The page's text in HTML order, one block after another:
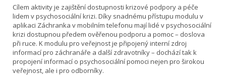
Cílem aktivity je zajištění dostupnosti krizové podpory a péče
lidem v psychosociální krizi. Díky snadnému přístupu modulu v
aplikaci Záchranka v mobilním telefonu mají lidé v psychosociální
krizi dostupnou předem ověřenou podporu a pomoc – doslova
při ruce. K modulu pro veřejnost je připojený interní zdroj
informací pro záchranáře a další zdravotníky – dochází tak k
propojení informací o psychosociální pomoci nejen pro širokou
veřejnost, ale i pro odborníky.